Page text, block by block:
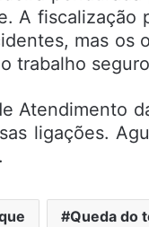
A fiscalização
mas os
trabalho
Atendimento
ligações.
Queda do